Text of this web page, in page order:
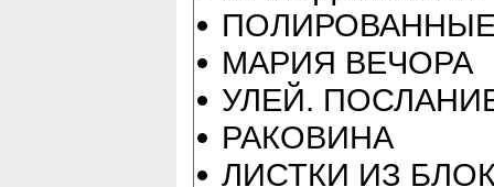
МАРИЯ ВЕЧОРА
УЛЕЙ.
РАКОВИНА
ЛИСТКИ ИЗ